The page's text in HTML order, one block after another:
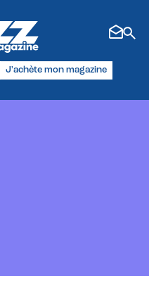
J'achète mon magazine